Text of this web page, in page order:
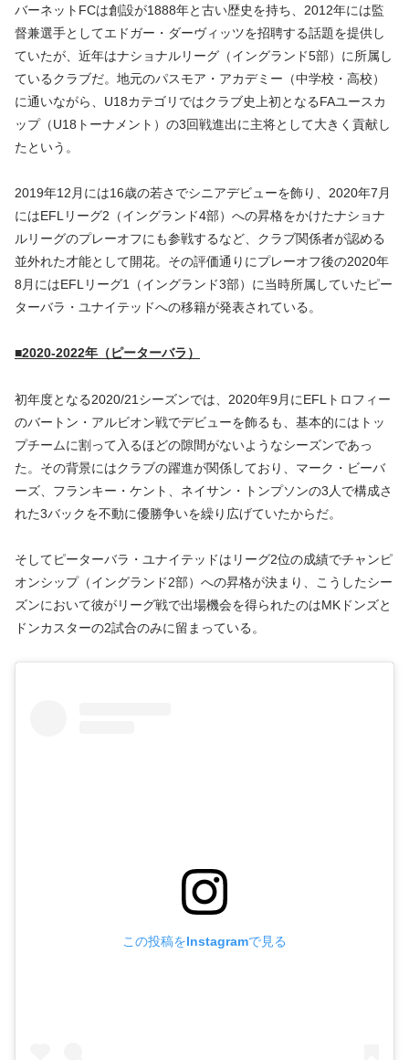
バーネットFCは創設が1888年と古い歴史を持ち、2012年には監
督兼選手としてエドガー・ダーヴィッツを招聘する話題を提供し
ていたが、近年はナショナルリーグ（イングランド5部）に所属し
ているクラブだ。地元のパスモア・アカデミー（中学校・高校）
に通いながら、U18カテゴリではクラブ史上初となるFAユースカ
ップ（U18トーナメント）の3回戦進出に主将として大きく貢献し
たという。
2019年12月には16歳の若さでシニアデビューを飾り、2020年7月
にはEFLリーグ2（イングランド4部）への昇格をかけたナショナ
ルリーグのプレーオフにも参戦するなど、クラブ関係者が認める
並外れた才能として開花。その評価通りにプレーオフ後の2020年
8月にはEFLリーグ1（イングランド3部）に当時所属していたピー
ターバラ・ユナイテッドへの移籍が発表されている。
■2020-2022年（ピーターバラ）
初年度となる2020/21シーズンでは、2020年9月にEFLトロフィー
のバートン・アルビオン戦でデビューを飾るも、基本的にはトッ
プチームに割って入るほどの隙間がないようなシーズンであっ
た。その背景にはクラブの躍進が関係しており、マーク・ビーバ
ーズ、フランキー・ケント、ネイサン・トンプソンの3人で構成さ
れた3バックを不動に優勝争いを繰り広げていたからだ。
そしてピーターバラ・ユナイテッドはリーグ2位の成績でチャンピ
オンシップ（イングランド2部）への昇格が決まり、こうしたシー
ズンにおいて彼がリーグ戦で出場機会を得られたのはMKドンズと
ドンカスターの2試合のみに留まっている。
この投稿をInstagramで見る